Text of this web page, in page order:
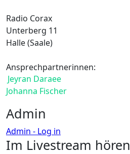
Radio Corax
Unterberg 11
Halle (Saale)
Ansprechpartnerinnen:
Jeyran Daraee
Johanna Fischer
Admin
Admin - Log in
Im Livestream hören